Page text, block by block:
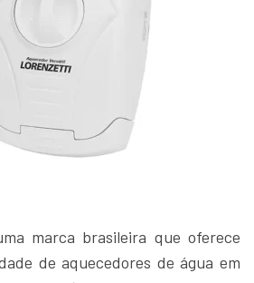
marca brasileira que oferece
de aquecedores de água em